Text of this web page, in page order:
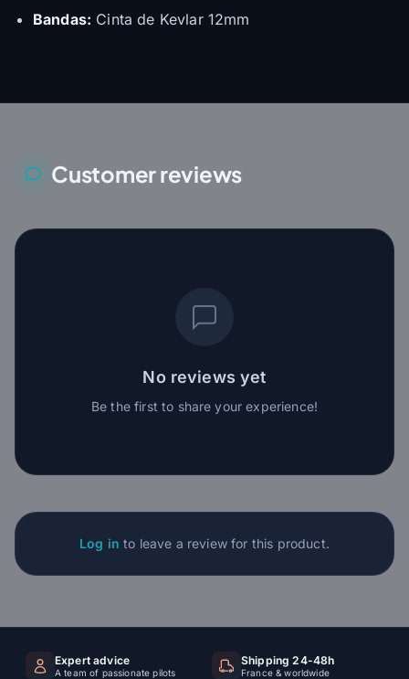
Bandas: Cinta de Kevlar 12mm
Customer reviews
No reviews yet
Be the first to share your experience!
Log in to leave a review for this product.
Expert advice
A team of passionate pilots
Shipping 24-48h
France & worldwide